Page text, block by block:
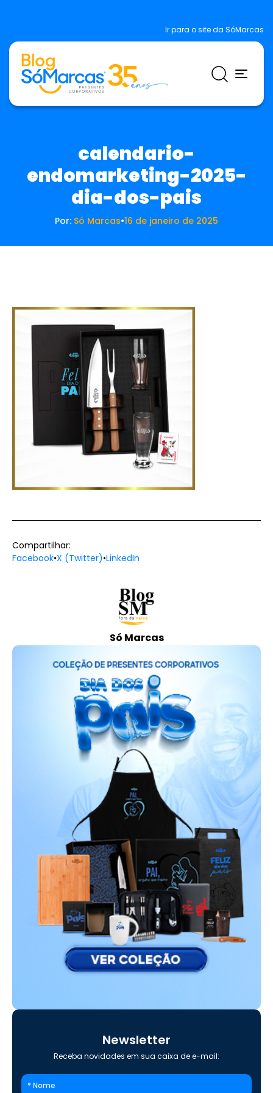
Ir para o site da SóMarcas
calendario-
endomarketing-2025-
dia-dos-pais
Por: Só Marcas•16 de janeiro de 2025
Só Marcas
Compartilhar:
Facebook•X (Twitter)•LinkedIn
Newsletter
Receba novidades em sua caixa de e-mail: